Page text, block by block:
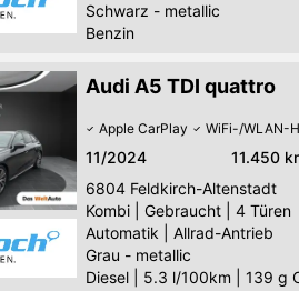
Schwarz - metallic
Benzin
Audi A5 TDI quattro
Apple CarPlay WiFi-/WLAN-
11/2024 11.450
6804 Feldkirch-Altenstadt
Kombi
Gebraucht
4 Türen
Automatik
Allrad-Antrieb
Grau - metallic
Diesel
5.3 l/100km 139 g